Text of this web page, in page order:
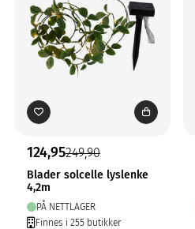
124,95249,90
Blader solcelle lyslenke
4,2m
PÅ NETTLAGER
Finnes i 255 butikker